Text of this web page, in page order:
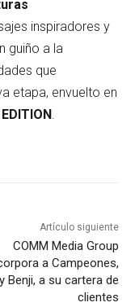
inspiradores y
guiño a la
que
etapa, envuelto en
EDITION
Artículo siguiente
COMM Media Group
a Campeones,
Benji, a su cartera de
clientes